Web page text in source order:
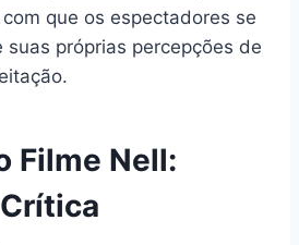
que os espectadores se
suas próprias percepções de
Filme Nell: